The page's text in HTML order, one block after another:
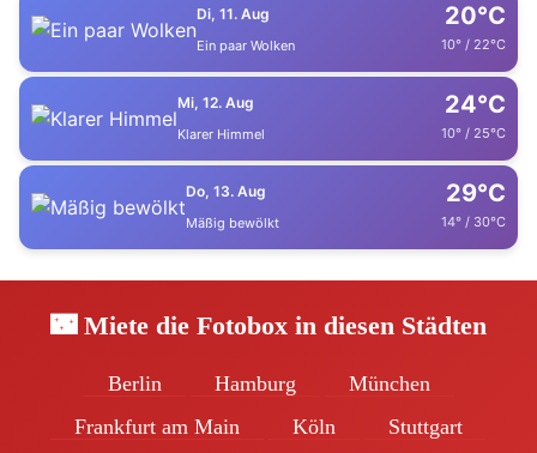
Di, 11. Aug
Ein paar Wolken
20°C
10° / 22°C
Mi, 12. Aug
Klarer Himmel
24°C
10° / 25°C
Do, 13. Aug
Mäßig bewölkt
29°C
14° / 30°C
🌃 Miete die Fotobox in diesen Städten
Berlin Hamburg
München
Frankfurt am Main
Köln Stuttgart